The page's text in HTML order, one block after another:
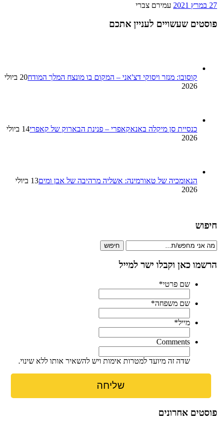
27 במרץ 2021 עמירם צברי
פוסטים שעשויים לעניין אתכם
קוסובו: מנזר ויסוקי דצ'אני – המקום בו מונצח המלך המודח
20 ביולי
2026
כנסיית סן מיקלה באנאקאפרי – פנינת הבארוק של קאפרי
14 ביולי
2026
הנאומכיה של טאורמינה: אשליה מרהיבה של אבן ומים
13 ביולי
2026
חיפוש
חיפוש
הרשמו כאן וקבלו ישר למייל
שם פרטי*
שם משפחה*
מייל*
Comments
שדה זה מיועד למטרות אימות ויש להשאיר אותו ללא שינוי.
פוסטים אחרונים